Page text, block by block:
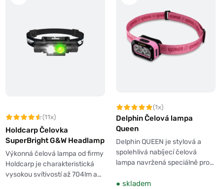
(11x)
Holdcarp Čelovka
SuperBright G&W Headlamp
Výkonná čelová lampa od firmy
Holdcarp je charakteristická
vysokou svítivostí až 704lm a…
(1x)
Delphin Čelová lampa
Queen
Delphin QUEEN je stylová a
spolehlivá nabíjecí čelová
lampa navržená speciálně pro…
● skladem